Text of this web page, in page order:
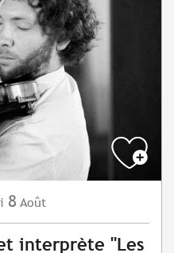
8 Août
interprète "Les